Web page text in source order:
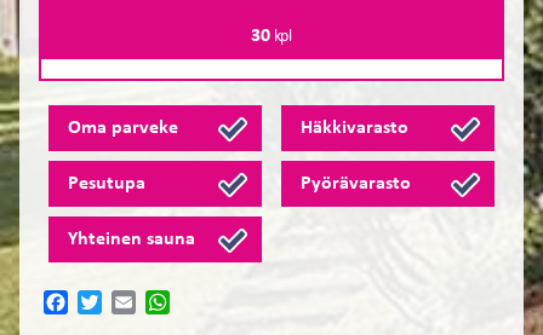
30kpl
Oma parveke Häkkivarasto
Pesutupa Pyörävarasto
Yhteinen sauna
FacebookTwitterEmail